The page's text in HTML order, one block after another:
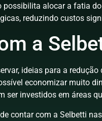
possibilita alocar a fatia
reduzindo custos
a
ideias para a
economizar muito
ser investidos em áreas
contar com a Selbetti